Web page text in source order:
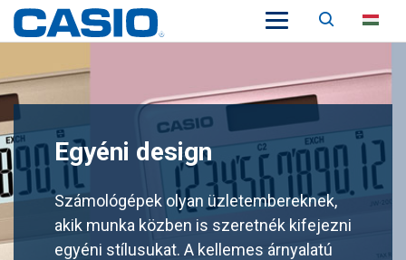
Keresés
Egyéni design
Számológépek olyan üzletembereknek,
akik munka közben is szeretnék kifejezni
egyéni stílusukat. A kellemes árnyalatú